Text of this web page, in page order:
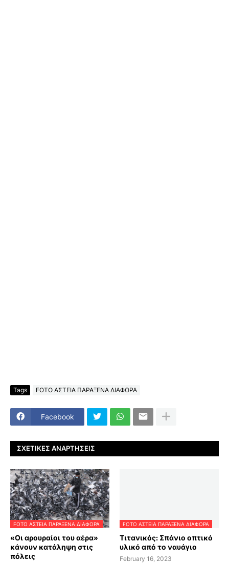
Tags FOTO ΑΣΤΕΙΑ ΠΑΡΑΞΕΝΑ ΔΙΑΦΟΡΑ
Facebook
ΣΧΕΤΙΚΈΣ ΑΝΑΡΤΉΣΕΙΣ
FOTO ΑΣΤΕΙΑ ΠΑΡΑΞΕΝΑ ΔΙΑΦΟΡΑ
«Οι αρουραίοι του αέρα»
κάνουν κατάληψη στις
πόλεις
FOTO ΑΣΤΕΙΑ ΠΑΡΑΞΕΝΑ ΔΙΑΦΟΡΑ
Τιτανικός: Σπάνιο οπτικό
υλικό από το ναυάγιο
February 16, 2023